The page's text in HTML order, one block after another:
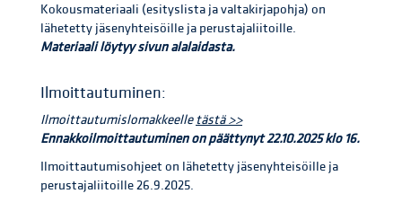
Kokousmateriaali (esityslista ja valtakirjapohja) on
lähetetty jäsenyhteisöille ja perustajaliitoille.
Materiaali löytyy sivun alalaidasta.
Ilmoittautuminen:
Ilmoittautumislomakkeelle tästä >>
Ennakkoilmoittautuminen on päättynyt 22.10.2025 klo 16.
Ilmoittautumisohjeet on lähetetty jäsenyhteisöille ja
perustajaliitoille 26.9.2025.